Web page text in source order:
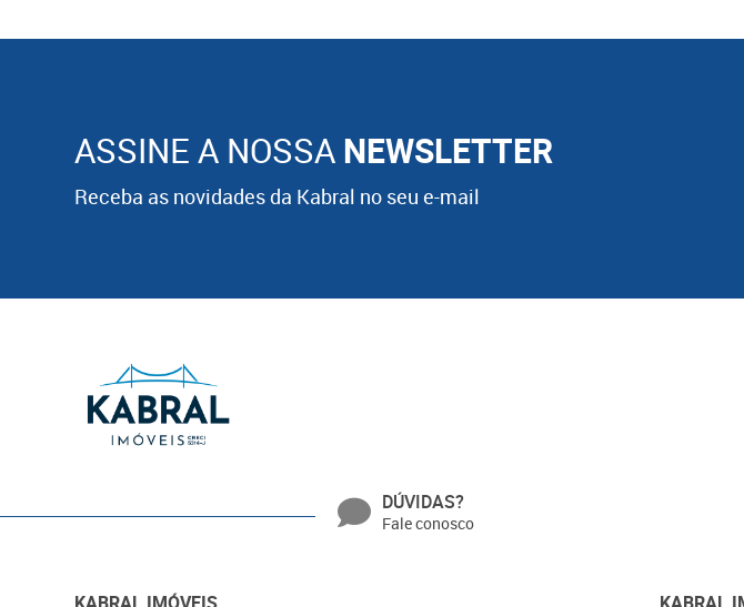
ASSINE A NOSSA NEWSLETTER
Receba as novidades da Kabral no seu e-mail
DÚVIDAS?
Fale conosco